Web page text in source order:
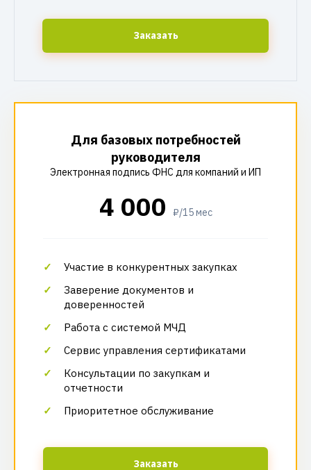
Заказать
Для базовых потребностей
руководителя
Электронная подпись ФНС для компаний и ИП
4 000 ₽/15 мес
Участие в конкурентных закупках
Заверение документов и
доверенностей
Работа с системой МЧД
Сервис управления сертификатами
Консультации по закупкам и
отчетности
Приоритетное обслуживание
Заказать